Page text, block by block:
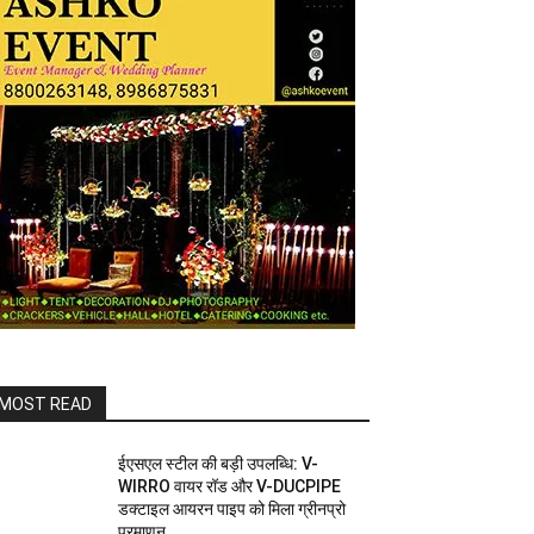
READ
ईएसएल स्टील की बड़ी उपलब्धि: V-
WIRRO वायर रॉड और V-DUCPIPE
डक्टाइल आयरन पाइप को मिला ग्रीनप्रो